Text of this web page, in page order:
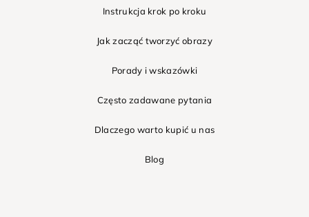
Instrukcja krok po kroku
Jak zacząć tworzyć obrazy
Porady i wskazówki
Często zadawane pytania
Dlaczego warto kupić u nas
Blog